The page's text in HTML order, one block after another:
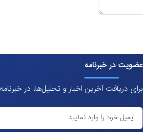
عضویت در خبرنامه
برای دریافت آخرین اخبار و تحلیل‌ها، در